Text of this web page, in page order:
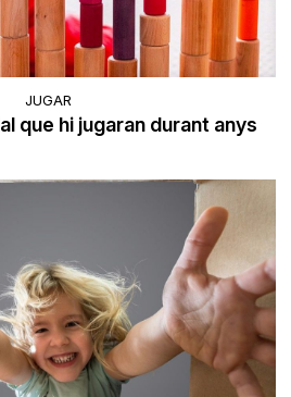
JUGAR
que hi jugaran durant anys